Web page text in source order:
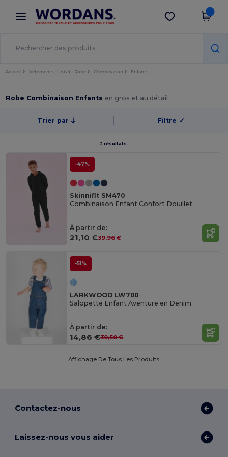
× Appli Wordans
Meilleurs prix sur l’app !
Obtenir l'appli
Accueil Vêtements | Unis Robe Combinaison Enfants
Robe Combinaison Enfants en gros et au détail
Trier par Filtre ✓
2 résultats.
-47%
Skinnifit SM470
Combinaison Enfant Confort Douillet
À partir de:
21,10 €39,96 €
-51%
LARKWOOD LW700
Salopette Enfant Aventure en Denim
À partir de:
14,86 €30,50 €
Affichage De Tous Les Produits.
Contactez-nous
Laissez-nous vous aider